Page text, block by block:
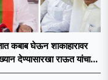
कबाब घेऊन शाकाहारावर
देण्यासारखा राऊत यांचा
प्रयत्न - नवनाथ बन